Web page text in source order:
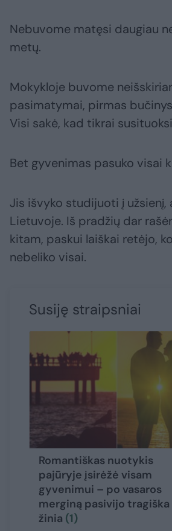
Nebuvome matęsi daugiau
metų.
Mokykloje buvome
pasimatymai, pirmas
Visi sakė, kad tikrai
Bet gyvenimas pasuko visai
Jis išvyko studijuoti į užsienį,
Lietuvoje. Iš pradžių dar
kitam, paskui laiškai retėjo,
nebeliko visai.
Susiję straipsniai
Romantiškas nuotykis
pajūryje įsirėžė visam
gyvenimui – po vasaros
merginą pasivijo tragiška
žinia (1)